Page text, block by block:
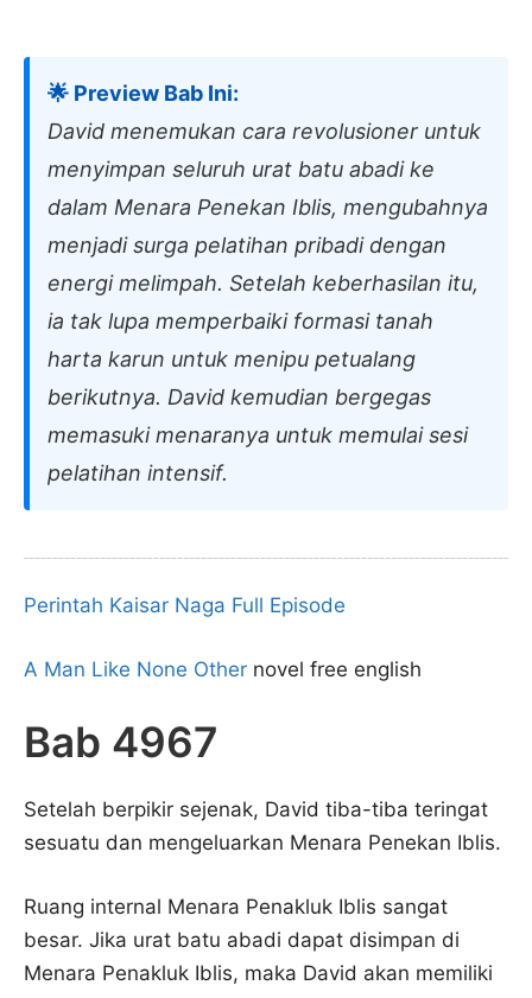
🌟 Preview Bab Ini:
David menemukan cara revolusioner untuk
menyimpan seluruh urat batu abadi ke
dalam Menara Penekan Iblis, mengubahnya
menjadi surga pelatihan pribadi dengan
energi melimpah. Setelah keberhasilan itu,
ia tak lupa memperbaiki formasi tanah
harta karun untuk menipu petualang
berikutnya. David kemudian bergegas
memasuki menaranya untuk memulai sesi
pelatihan intensif.
Perintah Kaisar Naga Full Episode
A Man Like None Other novel free english
Bab 4967
Setelah berpikir sejenak, David tiba-tiba teringat
sesuatu dan mengeluarkan Menara Penekan Iblis.
Ruang internal Menara Penakluk Iblis sangat
besar. Jika urat batu abadi dapat disimpan di
Menara Penakluk Iblis, maka David akan memiliki